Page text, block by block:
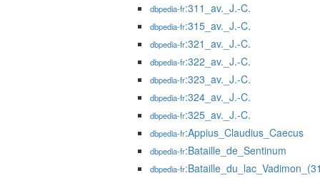
dbpedia-fr:311_av._J.-C.
dbpedia-fr:315_av._J.-C.
dbpedia-fr:321_av._J.-C.
dbpedia-fr:322_av._J.-C.
dbpedia-fr:323_av._J.-C.
dbpedia-fr:324_av._J.-C.
dbpedia-fr:325_av._J.-C.
dbpedia-fr:Appius_Claudius_Caecus
dbpedia-fr:Bataille_de_Sentinum
dbpedia-fr